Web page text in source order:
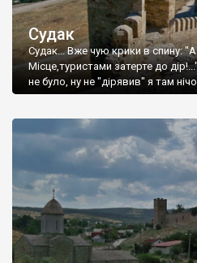
Судак
Судак... Вже чую крики в спину:
Місце,туристами затерте до
не було, ну не "дірявив" я там